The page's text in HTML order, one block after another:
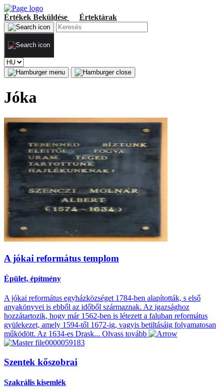
Értékek Beküldése Értektárak
Jóka
A jókai református templom
Épület, építmény
A jókai református egyházközséget 1784-ben alapították, s első
anyakönyvei is ebből az időből származnak. Az igazsághoz
hozzátartozik, hogy már 1562-ben is létezett a faluban református
gyülekezet, amely 1594-től 1672-ig, vagyis betiltásáig folyamatosan
működött. Az 1634-es Drask... Olvass tovább
Szentek kőszobrai
Szakrális kisemlék